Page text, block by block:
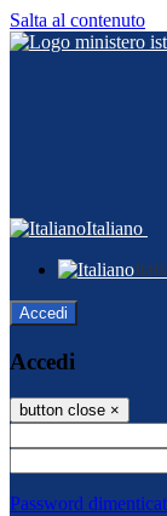
Salta al contenuto
Italiano
Accedi
Accedi
button close ×
Password